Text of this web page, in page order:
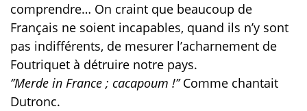
comprendre… On craint que beaucoup de
Français ne soient incapables, quand ils n’y sont
pas indifférents, de mesurer l’acharnement de
Foutriquet à détruire notre pays.
‘’Merde in France ; cacapoum !’’Comme chantait
Dutronc.